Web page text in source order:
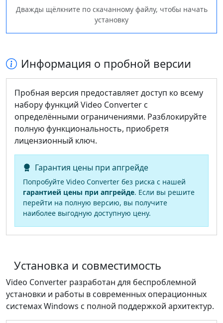
Дважды щёлкните по скачанному файлу, чтобы начать
установку
Информация о пробной версии
Пробная версия предоставляет доступ ко всему
набору функций Video Converter с
определёнными ограничениями. Разблокируйте
полную функциональность, приобретя
лицензионный ключ.
Гарантия цены при апгрейде
Попробуйте Video Converter без риска с нашей
гарантией цены при апгрейде. Если вы решите
перейти на полную версию, вы получите
наиболее выгодную доступную цену.
Установка и совместимость
Video Converter разработан для беспроблемной
установки и работы в современных операционных
системах Windows с полной поддержкой архитектур.